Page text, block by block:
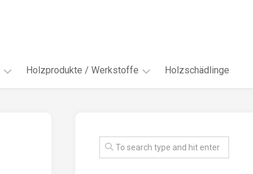
Holzprodukte / Werkstoffe
Faserwerkstoffe
Holzschädlinge